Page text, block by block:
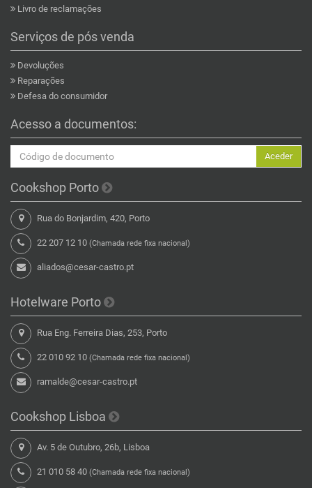
Livro de reclamações
Serviços de pós venda
Devoluções
Reparações
Defesa do consumidor
Acesso a documentos:
Aceder
Cookshop Porto
Rua do Bonjardim, 420, Porto
22 207 12 10 (Chamada rede fixa nacional)
aliados@cesar-castro.pt
Hotelware Porto
Rua Eng. Ferreira Dias, 253, Porto
22 010 92 10 (Chamada rede fixa nacional)
ramalde@cesar-castro.pt
Cookshop Lisboa
Av. 5 de Outubro, 26b, Lisboa
21 010 58 40 (Chamada rede fixa nacional)